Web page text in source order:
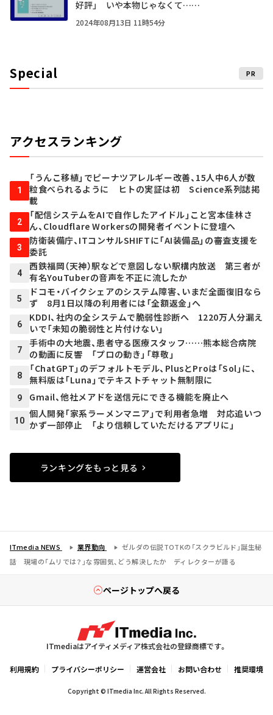
好評」 いや本物じゃなくて……
2024年08月13日 11時54分
Special PR
アクセスランキング
1
「うんこ移植」でピーナツアレルギー改善、15人中6人が数
粒食べられるように ヒトの実証は初 Science系列誌掲
載
2
「配信システムをAIで自作したアイドル」こと宮本佳林さ
ん、Cloudflare Workersの開発者イベントに登壇へ
3
防衛装備庁、ITコンサルSHIFTに「AI装備品」の審査支援を
委託
4
西鉄福岡（天神）駅などで意図しない駅構内放送 第三者が
有名YouTuberの音声を不正に流したか
5
ドコモ・バイクシェアのシステム障害、いまだ全面復旧なら
ず 8月1日以降の利用者には「全額返金」へ
6
KDDI、社内の全システムで脆弱性診断へ 1220万人分漏え
いで「未知の脆弱性と片付けない」
7
手術中の大地震、患者守る医療スタッフ……熊本総合病院
の動画に反響 「プロの動き」「尊敬」
8
「ChatGPT」のデフォルトモデル、PlusとProは「Sol」に、
無料版は「Luna」でテキストチャット無制限に
9 Gmail、他社メアドを送信元にできる機能を廃止へ
10
個人開発「家系ラーメンマニア」で利用者急増 対応追いつ
かず一部停止 「より信頼していただけるアプリに」
ランキングをもっと見る
ITmedia NEWS 業界動向
ゼルダの伝説TOTKの「スクラビルド」誕生秘
話 現場の「ムリでは？」な雰囲気、どう解決したか ディレクターが語る
ページトップへ戻る
ITmediaはアイティメディア株式会社の登録商標です。
利用規約 プライバシーポリシー 運営会社 お問い合わせ 推奨環境
Copyright © ITmedia Inc. All Rights Reserved.